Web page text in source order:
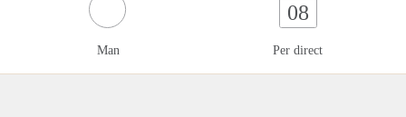
Man
08
Per direct